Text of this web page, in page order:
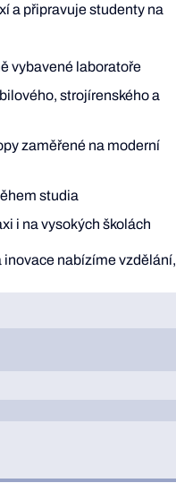
a připravuje studenty na
vybavené laboratoře
strojírenského a
zaměřené na moderní
studia
i na vysokých školách
inovace nabízíme vzdělání,